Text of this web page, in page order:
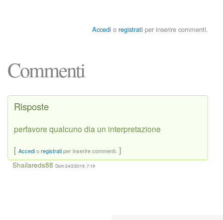
Accedi o registrati per inserire commenti.
Commenti
Risposte
perfavore qualcuno dia un interpretazione
[ Accedioregistratiper inserire commenti. ]
Shailareds88 Dom 24/2/2019, 7:19